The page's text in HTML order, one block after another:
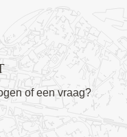
of een vraag?